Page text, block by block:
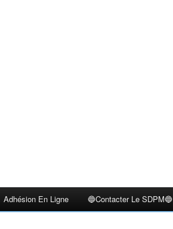
Adhésion En Ligne 🔵Contacter Le SDPM🔵